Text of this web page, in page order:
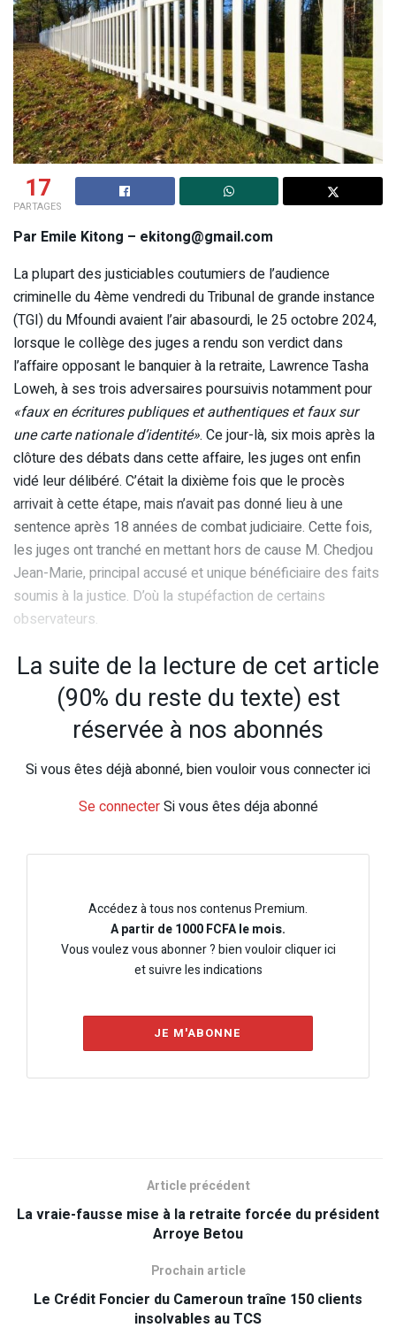
17
PARTAGES
Par Emile Kitong – ekitong@gmail.com
La plupart des justiciables coutumiers de l’audience
criminelle du 4ème vendredi du Tribunal de grande instance
(TGI) du Mfoundi avaient l’air abasourdi, le 25 octobre 2024,
lorsque le collège des juges a rendu son verdict dans
l’affaire opposant le banquier à la retraite, Lawrence Tasha
Loweh, à ses trois adversaires poursuivis notamment pour
«faux en écritures publiques et authentiques et faux sur
une carte nationale d’identité». Ce jour-là, six mois après la
clôture des débats dans cette affaire, les juges ont enfin
vidé leur délibéré. C’était la dixième fois que le procès
arrivait à cette étape, mais n’avait pas donné lieu à une
sentence après 18 années de combat judiciaire. Cette fois,
les juges ont tranché en mettant hors de cause M. Chedjou
Jean-Marie, principal accusé et unique bénéficiaire des faits
soumis à la justice. D’où la stupéfaction de certains
observateurs.
La suite de la lecture de cet article
(90% du reste du texte) est
réservée à nos abonnés
Si vous êtes déjà abonné, bien vouloir vous connecter ici
Se connecterSi vous êtes déja abonné
Accédez à tous nos contenus Premium.
A partir de 1000 FCFA le mois.
Vous voulez vous abonner ? bien vouloir cliquer ici
et suivre les indications
JE M'ABONNE
Article précédent
La vraie-fausse mise à la retraite forcée du président
Arroye Betou
Prochain article
Le Crédit Foncier du Cameroun traîne 150 clients
insolvables au TCS